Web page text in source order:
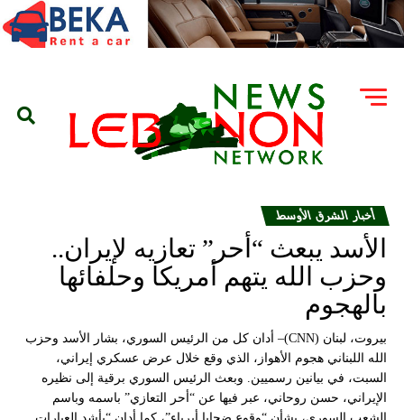
أخبار الشرق الأوسط
الأسد يبعث “أحر” تعازيه لإيران..
وحزب الله يتهم أمريكا وحلفائها
بالهجوم
بيروت، لبنان (CNN)– أدان كل من الرئيس السوري، بشار الأسد وحزب
الله اللبناني هجوم الأهواز، الذي وقع خلال عرض عسكري إيراني،
السبت، في بيانين رسميين. وبعث الرئيس السوري برقية إلى نظيره
الإيراني، حسن روحاني، عبر فيها عن “أحر التعازي” باسمه وباسم
الشعب السوري، بشأن “وقوع ضحايا أبرياء”، كما أدان “بأشد العبارات